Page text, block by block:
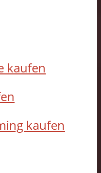
kaufen
kaufen